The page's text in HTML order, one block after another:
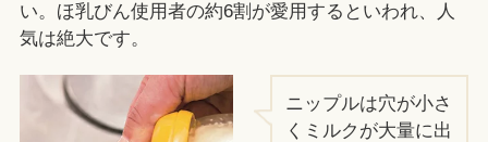
い。ほ乳びん使用者の約6割が愛用するといわれ、人
気は絶大です。
ニップルは穴が小さ
くミルクが大量に出